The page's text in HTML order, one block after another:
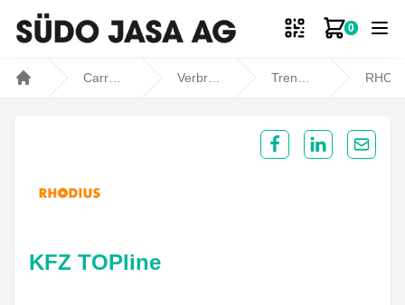
0
Zum
KFZ TOPline
Share on Facebook
Share onShare